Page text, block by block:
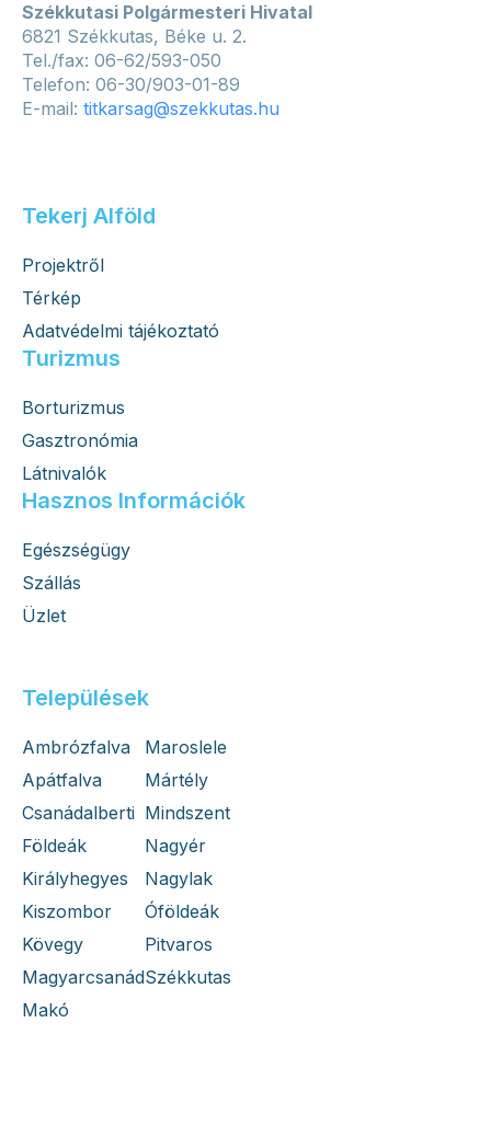
Székkutasi Polgármesteri Hivatal
6821 Székkutas, Béke u. 2.
Tel./fax: 06-62/593-050
Telefon: 06-30/903-01-89
E-mail: titkarsag@szekkutas.hu
Tekerj Alföld
Projektről
Térkép
Adatvédelmi tájékoztató
Turizmus
Borturizmus
Gasztronómia
Látnivalók
Hasznos Információk
Egészségügy
Szállás
Üzlet
Települések
Ambrózfalva
Apátfalva
Csanádalberti
Földeák
Királyhegyes
Kiszombor
Kövegy
Magyarcsanád
Makó
Maroslele
Mártély
Mindszent
Nagyér
Nagylak
Óföldeák
Pitvaros
Székkutas